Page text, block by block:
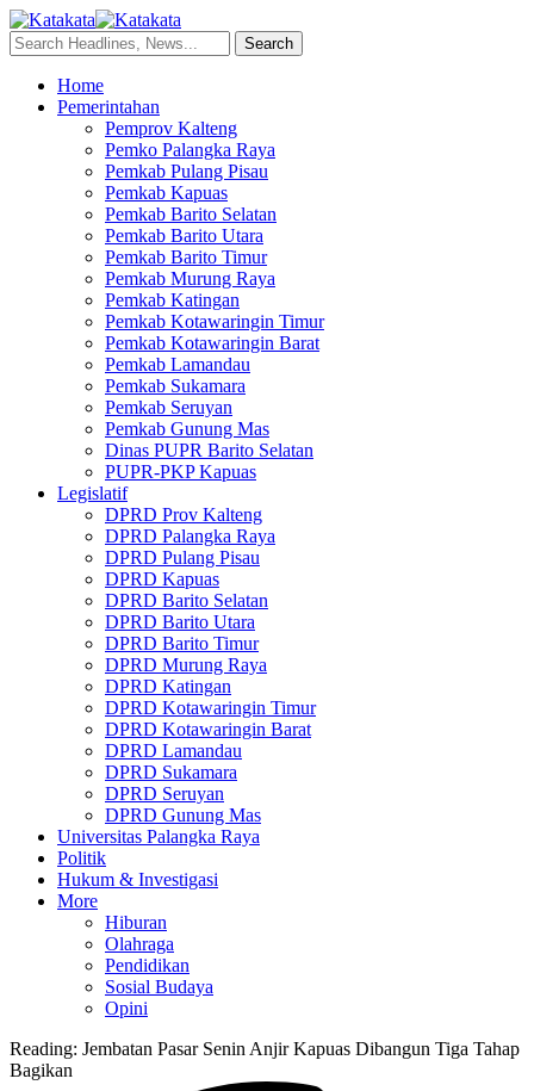
Home
Pemerintahan
Pemprov Kalteng
Pemko Palangka Raya
Pemkab Pulang Pisau
Pemkab Kapuas
Pemkab Barito Selatan
Pemkab Barito Utara
Pemkab Barito Timur
Pemkab Murung Raya
Pemkab Katingan
Pemkab Kotawaringin Timur
Pemkab Kotawaringin Barat
Pemkab Lamandau
Pemkab Sukamara
Pemkab Seruyan
Pemkab Gunung Mas
Dinas PUPR Barito Selatan
PUPR-PKP Kapuas
Legislatif
DPRD Prov Kalteng
DPRD Palangka Raya
DPRD Pulang Pisau
DPRD Kapuas
DPRD Barito Selatan
DPRD Barito Utara
DPRD Barito Timur
DPRD Murung Raya
DPRD Katingan
DPRD Kotawaringin Timur
DPRD Kotawaringin Barat
DPRD Lamandau
DPRD Sukamara
DPRD Seruyan
DPRD Gunung Mas
Universitas Palangka Raya
Politik
Hukum & Investigasi
More
Hiburan
Olahraga
Pendidikan
Sosial Budaya
Opini
Reading: Jembatan Pasar Senin Anjir Kapuas Dibangun Tiga Tahap
Bagikan